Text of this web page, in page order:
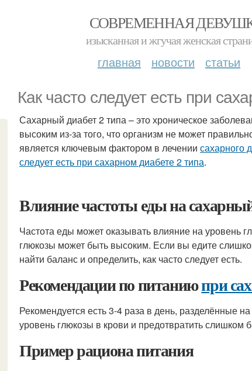
СОВРЕМЕННАЯ
изысканная и жгучая женская
главная новости статьи
Как часто следует есть при
Сахарный диабет 2 типа – это хроническое
высоким из-за того, что организм не может
является ключевым фактором в лечении сахарного
следует есть при сахарном диабете 2 типа.
Влияние частоты еды на
Частота еды может оказывать влияние на уровень
глюкозы может быть высоким. Если вы едите
найти баланс и определить, как часто следует есть.
Рекомендации по питаниюпри
Рекомендуется есть 3-4 раза в день, разделённые
уровень глюкозы в крови и предотвратить
Пример рациона питания